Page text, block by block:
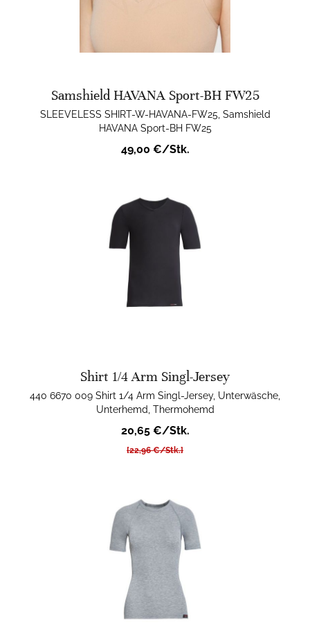
Samshield HAVANA Sport-BH FW25
SLEEVELESS SHIRT-W-HAVANA-FW25, Samshield
HAVANA Sport-BH FW25
49,00 €/Stk.
Shirt 1/4 Arm Singl-Jersey
440 6670 009 Shirt 1/4 Arm Singl-Jersey, Unterwäsche,
Unterhemd, Thermohemd
20,65 €/Stk.
[22,96 €/Stk.]